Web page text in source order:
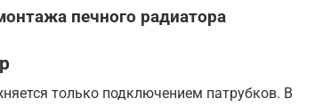
печного радиатора
только подключением патрубков. В